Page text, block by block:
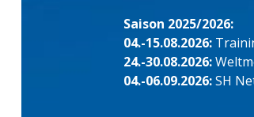
Saison 2025/2026:
04.-15.08.2026:
24.-30.08.2026:
04.-06.09.2026:SH